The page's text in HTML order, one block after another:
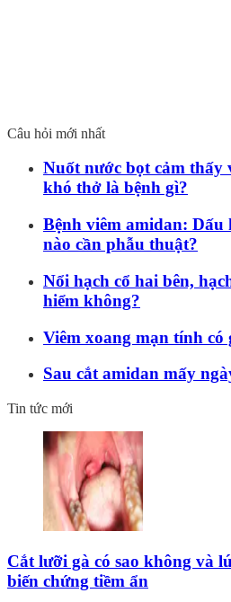
Câu hỏi mới nhất
Nuốt nước bọt cảm thấy
khó thở là bệnh gì?
Bệnh viêm amidan:
nào cần phẫu thuật?
Nổi hạch cổ hai bên,
hiểm không?
Viêm xoang mạn tính
Sau cắt amidan mấy
Tin tức mới
Cắt lưỡi gà có sao không và
biến chứng tiềm ẩn